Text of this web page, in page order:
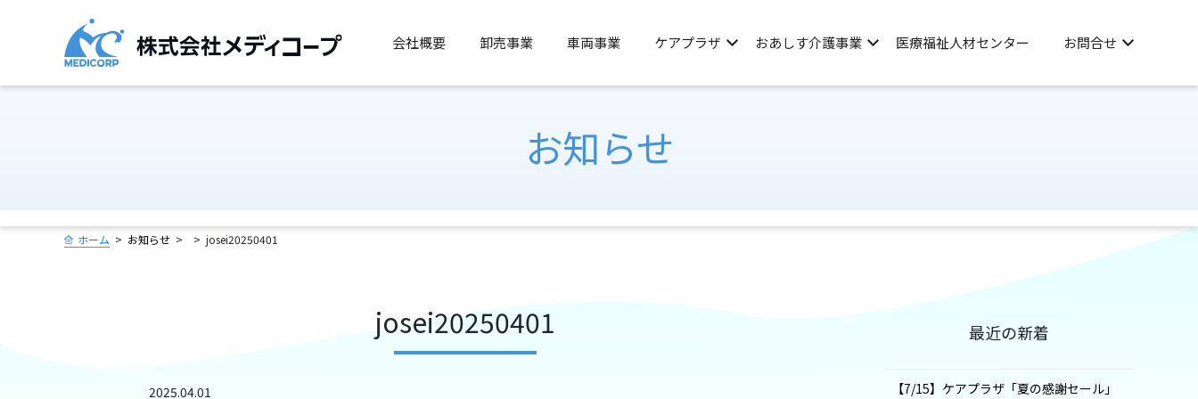
会社概要 卸売事業 車両事業 ケアプラザ おあしす介護事業 医療福祉人材センター お問合せ
お知らせ
ホーム お知らせ josei20250401
josei20250401
2025.04.01
最近の新着
【7/15】ケアプラザ「夏の感謝セール」